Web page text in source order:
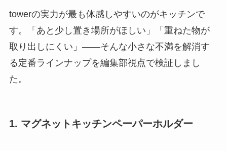
towerの実力が最も体感しやすいのがキッチンで
す。「あと少し置き場所がほしい」「重ねた物が
取り出しにくい」——そんな小さな不満を解消す
る定番ラインナップを編集部視点で検証しまし
た。
1. マグネットキッチンペーパーホルダー